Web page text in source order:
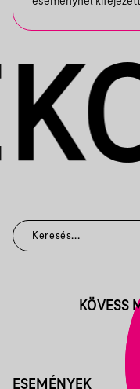
ESEMÉNYEK
KÖVESS